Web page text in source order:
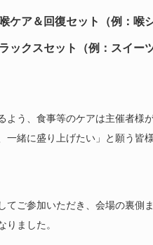
ケア＆回復セット（例：喉
ックスセット（例：スイー
う、食事等のケアは主催者様
緒に盛り上げたい」と願う皆
ご参加いただき、会場の裏側
りました。